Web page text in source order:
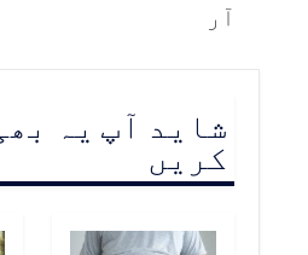
آر
شاید آپ یہ
کریں